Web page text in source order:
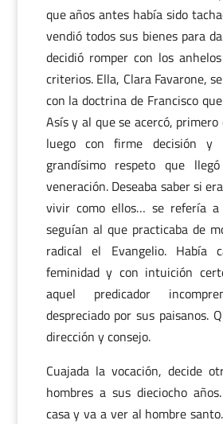
que años antes había sido
vendió todos sus bienes para
decidió romper con los
criterios. Ella, Clara Favarone,
con la doctrina de Francisco
Asís y al que se acercó,
luego con firme decisión y
grandísimo respeto que
veneración. Deseaba saber si
vivir como ellos… se refería
seguían al que practicaba de
radical el Evangelio. Había
feminidad y con intuición
aquel predicador
despreciado por sus paisanos.
dirección y consejo.
Cuajada la vocación, decide
hombres a sus dieciocho
casa y va a ver al hombre